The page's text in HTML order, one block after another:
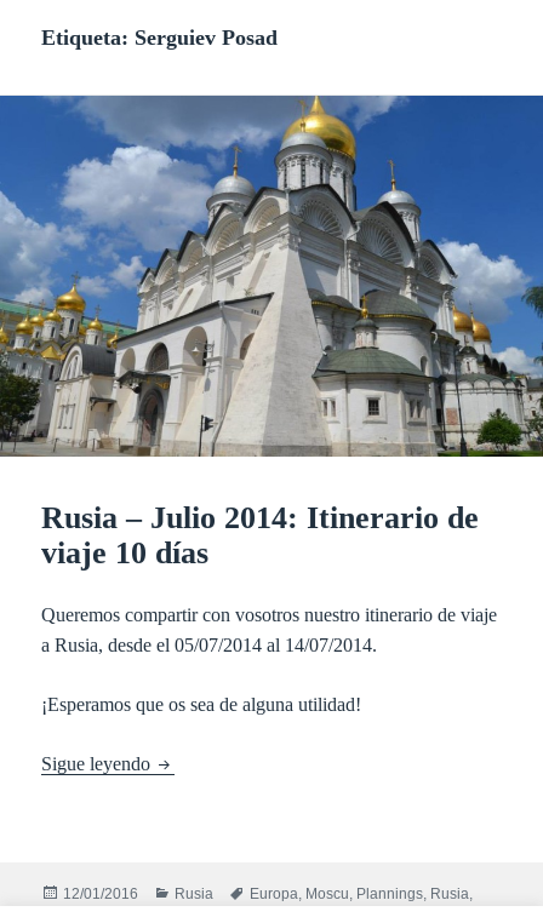
Etiqueta: Serguiev Posad
Rusia – Julio 2014: Itinerario de
viaje 10 días
Queremos compartir con vosotros nuestro itinerario de viaje
a Rusia, desde el 05/07/2014 al 14/07/2014.
¡Esperamos que os sea de alguna utilidad!
Sigue leyendo Rusia – Julio 2014: Itinerario de viaje 10 días
Publicado
12/01/2016 Categorías
Rusia Etiquetas
Europa, Moscu, Plannings, Rusia,